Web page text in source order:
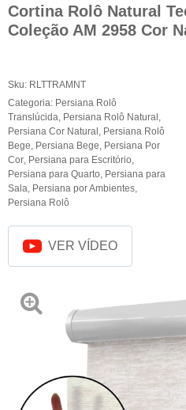
Cortina Rolô Natural
Coleção AM 2958 Cor
Sku: RLTTRAMNT
Categoria: Persiana Rolô
Translúcida, Persiana Rolô Natural ,
Persiana Cor Natural , Persiana Rolô
Bege, Persiana Bege, Persiana Por
Cor, Persiana para Escritório,
Persiana para Quarto, Persiana para
Sala, Persiana por Ambientes,
Persiana Rolô
VER VÍDEO